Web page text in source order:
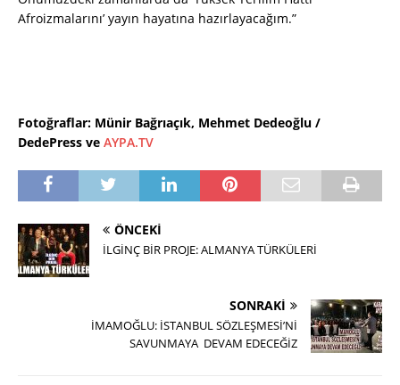
Afroizmalarını’ yayın hayatına hazırlayacağım.”
Fotoğraflar: Münir Bağrıaçık, Mehmet Dedeoğlu /
DedePress ve AYPA.TV
ÖNCEKI
İLGİNÇ BİR PROJE: ALMANYA TÜRKÜLERİ
SONRAKI
İMAMOĞLU: İSTANBUL SÖZLEŞMESİ’Nİ
SAVUNMAYA DEVAM EDECEĞİZ